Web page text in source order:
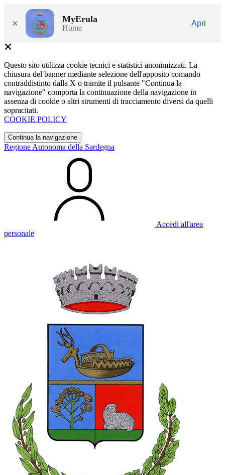
× MyErula
Home
Apri
Questo sito utilizza cookie tecnici e statistici anonimizzati. La
chiusura del banner mediante selezione dell'apposito comando
contraddistinto dalla X o tramite il pulsante "Continua la
navigazione" comporta la continuazione della navigazione in
assenza di cookie o altri strumenti di tracciamento diversi da quelli
sopracitati.
COOKIE POLICY
Continua la navigazione
Regione Autonoma della Sardegna
Accedi all'area
personale